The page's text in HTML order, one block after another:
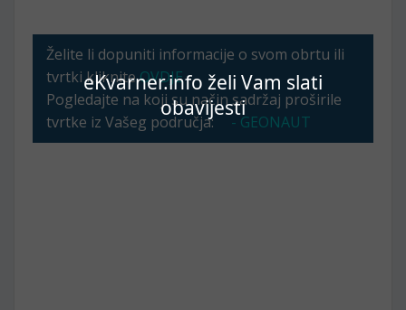
eKvarner.info želi Vam slati
obavijesti
Želite li dopuniti informacije o svom obrtu ili
tvrtki klikniteOVDJE
Pogledajte na koji su način sadržaj proširile
tvrtke iz Vašeg područja:
- GEONAUT